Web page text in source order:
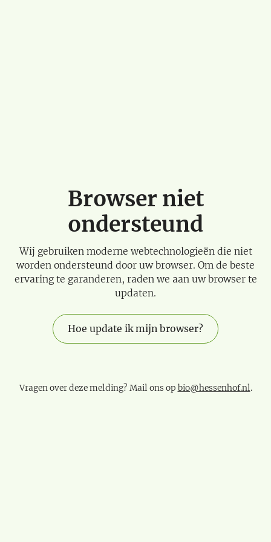
Browser niet
ondersteund
Wij gebruiken moderne webtechnologieën die niet
worden ondersteund door uw browser. Om de beste
ervaring te garanderen, raden we aan uw browser te
updaten.
Hoe update ik mijn browser?
Vragen over deze melding? Mail ons op bio@hessenhof.nl.